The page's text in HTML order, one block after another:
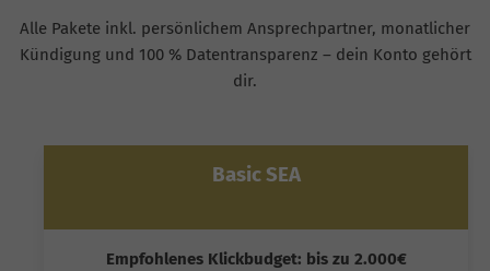
Alle Pakete inkl. persönlichem Ansprechpartner, monatlicher
Kündigung und 100 % Datentransparenz – dein Konto gehört
dir.
Basic SEA
Empfohlenes Klickbudget: bis zu 2.000€